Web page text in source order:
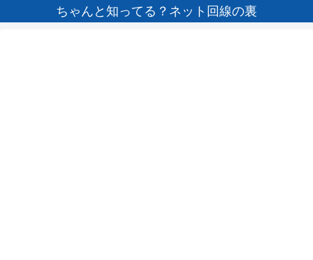
ちゃんと知ってる？ネット回線の裏